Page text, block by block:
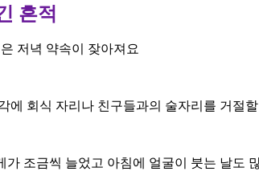
흔적
저녁 약속이 잦아져요
에 회식 자리나 친구들과의 술자리를 거절
가 조금씩 늘었고 아침에 얼굴이 붓는 날도